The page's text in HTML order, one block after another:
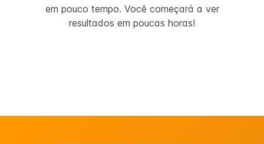
em pouco tempo. Você começará a ver
resultados em poucas horas!